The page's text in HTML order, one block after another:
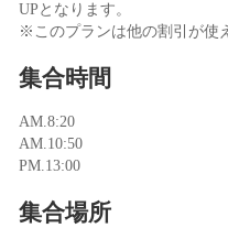
UPとなります。
※このプランは他の割引が使
集合時間
AM.8:20
AM.10:50
PM.13:00
集合場所